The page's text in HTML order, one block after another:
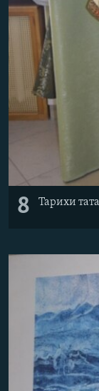
8 Тарихи